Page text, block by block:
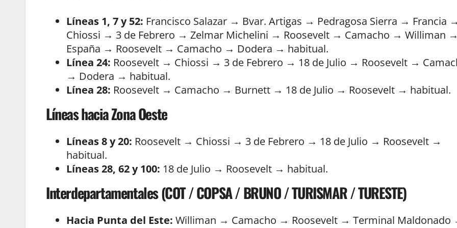
Líneas 1, 7 y 52: Francisco Salazar → Bvar. Artigas → Pedragosa Sierra → Francia →
Chiossi → 3 de Febrero → Zelmar Michelini → Roosevelt → Camacho → Williman →
España → Roosevelt → Camacho → Dodera → habitual.
Línea 24: Roosevelt → Chiossi → 3 de Febrero → 18 de Julio → Roosevelt →
→ Dodera → habitual.
Línea 28: Roosevelt → Camacho → Burnett → 18 de Julio → Roosevelt → habitual.
Líneas hacia Zona Oeste
Líneas 8 y 20: Roosevelt → Chiossi → 3 de Febrero → 18 de Julio → Roosevelt →
habitual.
Líneas 28, 62 y 100: 18 de Julio → Roosevelt → habitual.
Interdepartamentales (COT / COPSA / BRUNO / TURISMAR / TURESTE)
Hacia Punta del Este: Williman → Camacho → Roosevelt → Terminal Maldonado